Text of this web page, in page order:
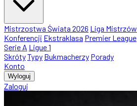
Mistrzostwa Świata 2026 Liga Mistrzów
Konferencji Ekstraklasa Premier League
Serie A Ligue 1
SkrótyTypy Bukmacherzy Porady
Konto
Wyloguj
Zaloguj